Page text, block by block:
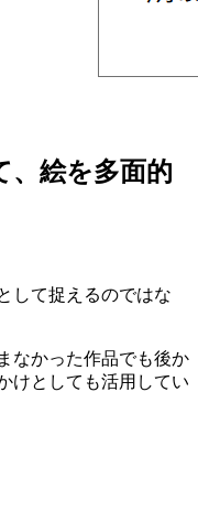
、絵を多面的
して捉えるのではな
なかった作品でも後か
けとしても活用してい